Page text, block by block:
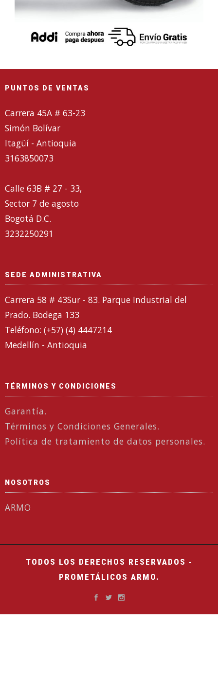
PUNTOS DE VENTAS
Carrera 45A # 63-23
Simón Bolívar
Itagüí - Antioquia
3163850073
Calle 63B # 27 - 33,
Sector 7 de agosto
Bogotá D.C.
3232250291
SEDE ADMINISTRATIVA
Carrera 58 # 43Sur - 83. Parque Industrial del
Prado. Bodega 133
Teléfono: (+57) (4) 4447214
Medellín - Antioquia
TÉRMINOS Y CONDICIONES
Garantía.
Términos y Condiciones Generales.
Política de tratamiento de datos personales.
NOSOTROS
ARMO
TODOS LOS DERECHOS RESERVADOS -
PROMETÁLICOS ARMO.